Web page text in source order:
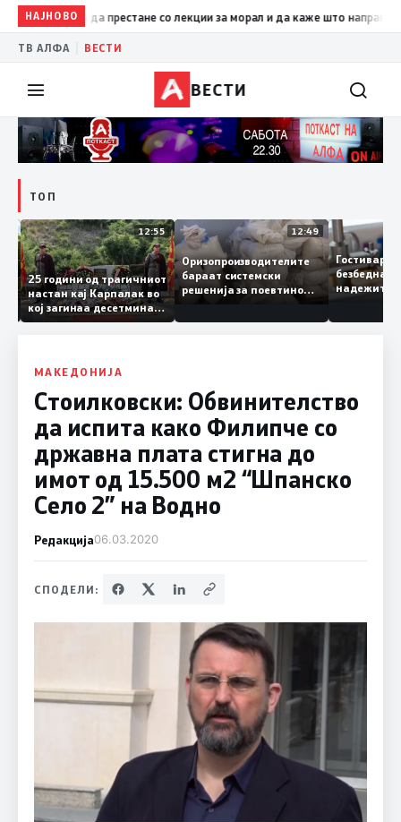
НАЈНОВО19:09Петрушевски: Левица да престане со лекции за морал
ТВ АЛФА ВЕСТИ
ВЕСТИ
ТОП
12:55
25 години од трагичниот
настан кај Карпалак во
кој загинаа десетмина
македонски бранители
12:49
Оризопроизводителите
бараат системски
решенија за поевтино
производство
МАКЕДОНИЈА
Стоилковски: Обвинителство
да испита како Филипче со
државна плата стигна до
имот од 15.500 м2 “Шпанско
Село 2” на Водно
Редакција06.03.2020
СПОДЕЛИ: